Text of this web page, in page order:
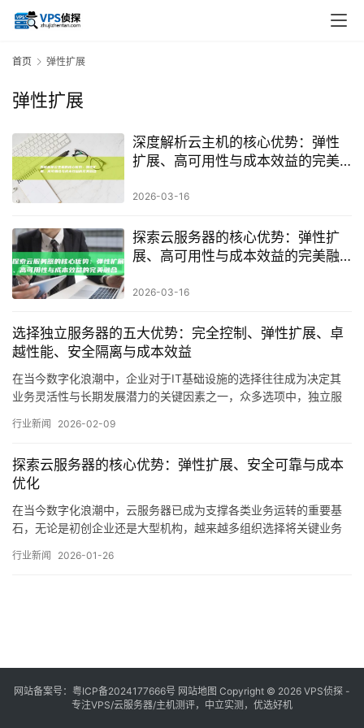
首页 弹性扩展
弹性扩展
深度解析云主机的核心优势：弹性
扩展、高可用性与成本效益的完美
2026-03-16
探索云服务器的核心优势：弹性扩
展、高可用性与成本效益的完美融
2026-03-16
选择独立服务器的五大优势：完全控制、弹性扩展、卓
越性能、安全隔离与成本效益
在当今数字化浪潮中，企业对于IT基础设施的选择往往成为决定其
业务灵活性与长期发展潜力的关键因素之一，众多选项中，独立服
及高负载应用场景的青睐，相较于共享主机或云服务器方案，独立
个核心维度展开，探讨选择独立服务器所带来的显…。
行业新闻 2026-02-09
探索云服务器的核心优势：弹性扩展、安全可靠与成本
优化
在当今数字化浪潮中，云服务器已成为支撑各类业务运转的重要基
石，无论是初创企业还是大型机构，越来越多组织选择将关键业务
势，弹性扩展能力、安全可靠性保障以及显著的成本优化效果，这
行业新闻 2026-01-26
网站备案号： 粤ICP备2024177666号 网站地图 Copyright © 2026 VPS侦探 -
专注VPS/云服务器/主机测评，中立实测，优选好机